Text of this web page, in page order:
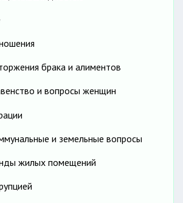
брака и алиментов
и вопросы женщин
и земельные вопросы
жилых помещений